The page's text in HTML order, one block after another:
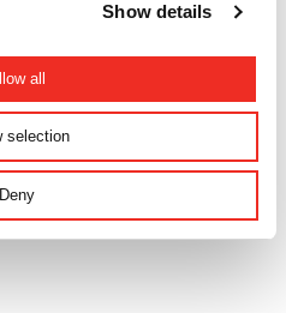
Show details
all
selection
Deny